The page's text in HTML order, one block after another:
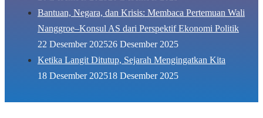
Bantuan, Negara, dan Krisis: Membaca Pertemuan Wali
Nanggroe–Konsul AS dari Perspektif Ekonomi Politik
22 Desember 202526 Desember 2025
Ketika Langit Ditutup, Sejarah Mengingatkan Kita
18 Desember 202518 Desember 2025